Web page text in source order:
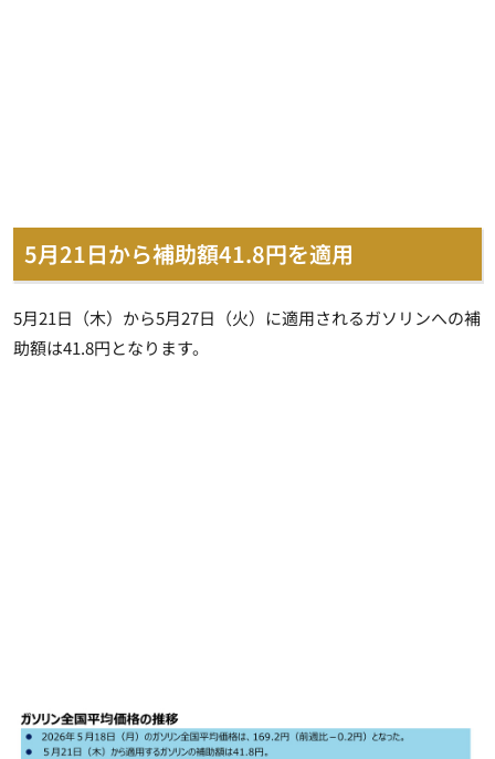
5月21日から補助額41.8円を適用
5月21日（木）から5月27日（火）に適用されるガソリンへの補
助額は41.8円となります。